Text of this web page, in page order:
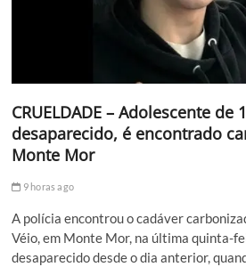
CRUELDADE – Adolescente de
desaparecido, é encontrado
Monte Mor
9 horas ago
A polícia encontrou o cadáver
Véio, em Monte Mor, na última quinta-
desaparecido desde o dia anterior,